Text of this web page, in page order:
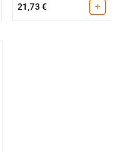
21,73 € +